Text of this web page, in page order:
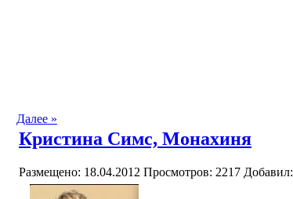
Далее »
Кристина Симс, Монахиня
Размещено: 18.04.2012 Просмотров: 2217 Добавил: